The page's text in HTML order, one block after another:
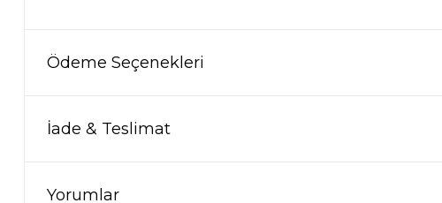
Ödeme Seçenekleri
İade & Teslimat
Yorumlar